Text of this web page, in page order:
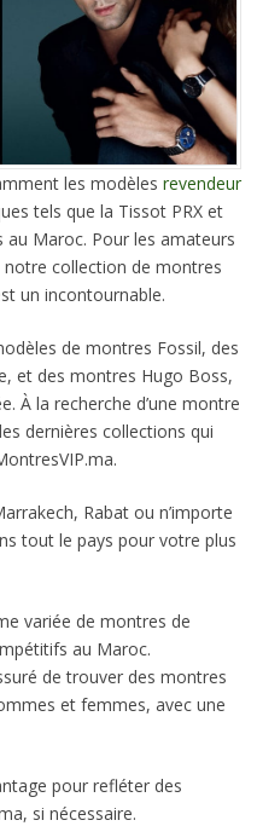
les modèles revendeur
tels que la Tissot PRX et
au Maroc. Pour les amateurs
collection de montres
un incontournable.
de montres Fossil, des
et des montres Hugo Boss,
À la recherche d’une montre
dernières collections qui
Rabat ou n’importe
tout le pays pour votre plus
variée de montres de
au Maroc.
de trouver des montres
et femmes, avec une
pour refléter des
si nécessaire.